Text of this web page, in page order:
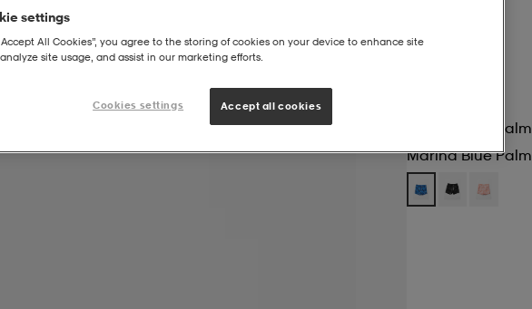
Marina Blue Palm
Marina Blue Palm
settings
All Cookies”, you agree to the storing of cookies on your device to enhance site
site usage, and assist in our marketing efforts.
Cookies settings Accept all cookies